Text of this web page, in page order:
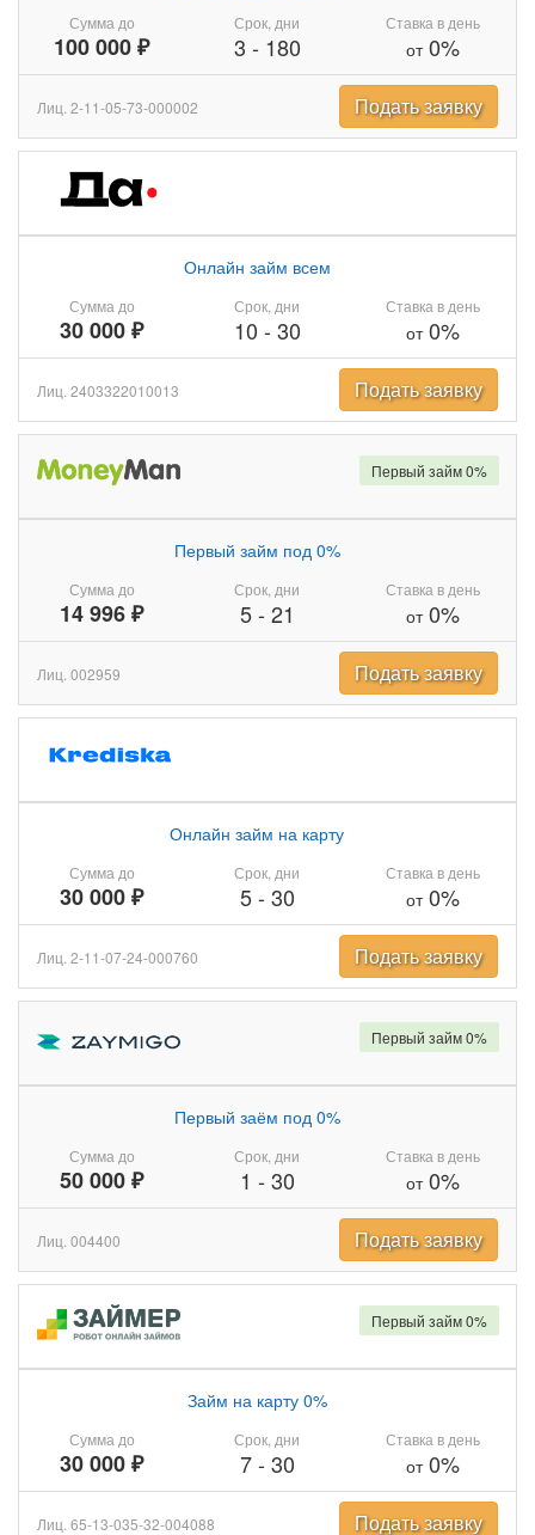
Сумма до
100 000 ₽
Срок, дни
3 - 180
Ставка в день
от0%
Лиц. 2-11-05-73-000002 Подать заявку
Сумма до
30 000 ₽
Онлайн займ всем
Срок, дни
10 - 30
Ставка в день
от0%
Лиц. 2403322010013 Подать заявку
Сумма до
14 996 ₽
Первый займ под 0%
Срок, дни
5- 21
Ставка в день
от0%
Первый займ 0%
Лиц. 002959 Подать заявку
Сумма до
30 000 ₽
Онлайн займ на карту
Срок, дни
5- 30
Ставка в день
от0%
Лиц. 2-11-07-24-000760 Подать заявку
Сумма до
50 000 ₽
Первый заём под 0%
Срок, дни
1 - 30
Ставка в день
от0%
Первый займ 0%
Лиц. 004400 Подать заявку
Сумма до
30 000 ₽
Займ на карту 0%
Срок, дни
7- 30
Ставка в день
от0%
Первый займ 0%
Лиц. 65-13-035-32-004088 Подать заявку